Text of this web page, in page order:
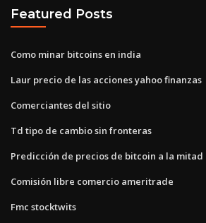
Featured Posts
Como minar bitcoins en india
Laur precio de las acciones yahoo finanzas
Comerciantes del sitio
Td tipo de cambio sin fronteras
Predicción de precios de bitcoin a la mitad
Comisión libre comercio ameritrade
Fmc stocktwits